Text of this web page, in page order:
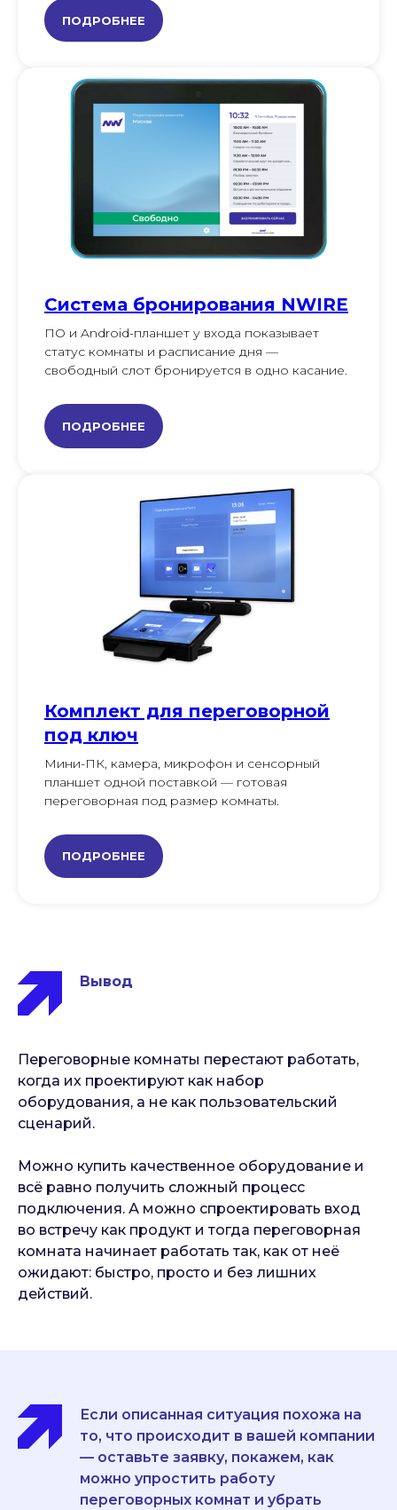
ПОДРОБНЕЕ
Система бронирования NWIRE
ПО и Android-планшет у входа показывает
статус комнаты и расписание дня —
свободный слот бронируется в одно касание.
ПОДРОБНЕЕ
Комплект для переговорной
под ключ
Мини-ПК, камера, микрофон и сенсорный
планшет одной поставкой — готовая
переговорная под размер комнаты.
ПОДРОБНЕЕ
Вывод
Переговорные комнаты перестают работать,
когда их проектируют как набор
оборудования, а не как пользовательский
сценарий.
Можно купить качественное оборудование и
всё равно получить сложный процесс
подключения. А можно спроектировать вход
во встречу как продукт и тогда переговорная
комната начинает работать так, как от неё
ожидают: быстро, просто и без лишних
действий.
Если описанная ситуация похожа на
то, что происходит в вашей компании
— оставьте заявку, покажем, как
можно упростить работу
переговорных комнат и убрать